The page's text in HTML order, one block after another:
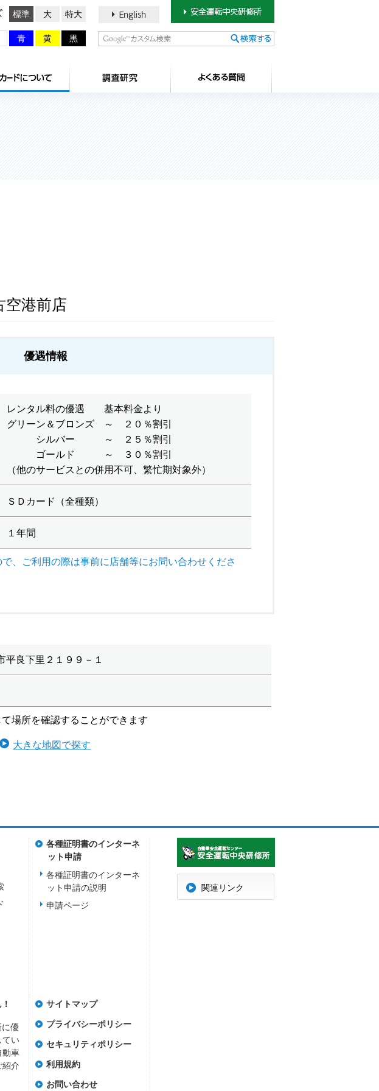
文字サイズ
標準 大 特大
背景色
青 黄 黒
港前店
優遇情報
レンタル料の優遇 基本料金より
グリーン＆ブロンズ ～ ２０％割引
シルバー ～ ２５％割引
ゴールド ～ ３０％割引
（他のサービスとの併用不可、繁忙期対象外）
ＳＤカード（全種類）
１年間
、ご利用の際は事前に店舗等にお問い合わせくださ
平良下里２１９９－１
場所を確認することができます
大きな地図で探す
各種証明書のインターネ
ット申請
各種証明書のインターネ
ット申請の説明
申請ページ
に優
てい
動車
紹介
サイトマップ
プライバシーポリシー
セキュリティポリシー
利用規約
お問い合わせ
関連リンク